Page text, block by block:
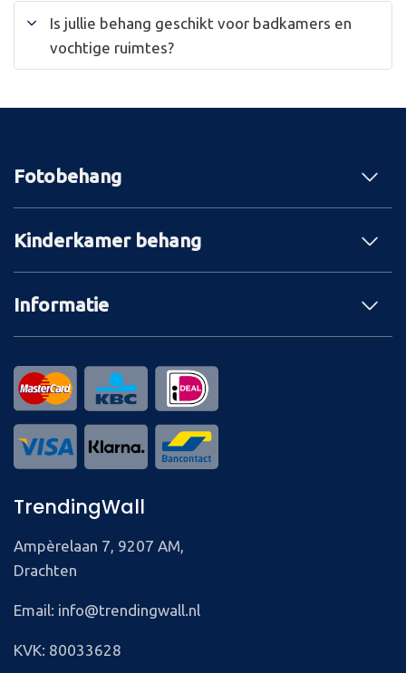
Is jullie behang geschikt voor badkamers en
vochtige ruimtes?
Fotobehang
Kinderkamer behang
Informatie
TrendingWall
Ampèrelaan 7, 9207 AM,
Drachten
Email: info@trendingwall.nl
KVK: 80033628